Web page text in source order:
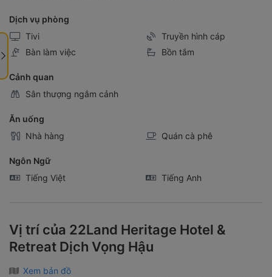
Dịch vụ phòng
Tivi
Truyền hình cáp
Bàn làm việc
Bồn tắm
Cảnh quan
Sân thượng ngắm cảnh
Ăn uống
Nhà hàng
Quán cà phê
Ngôn Ngữ
Tiếng Việt
Tiếng Anh
Vị trí của 22Land Heritage Hotel &
Retreat Dịch Vọng Hậu
Xem bản đồ